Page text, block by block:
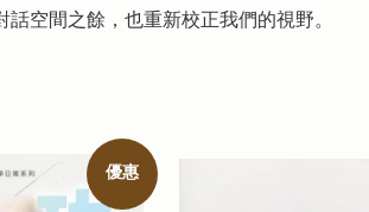
空間之餘，也重新校正我們的視野。
優惠